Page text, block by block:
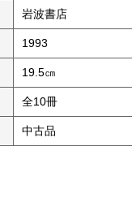
岩波書店
1993
19.5㎝
全10冊
中古品